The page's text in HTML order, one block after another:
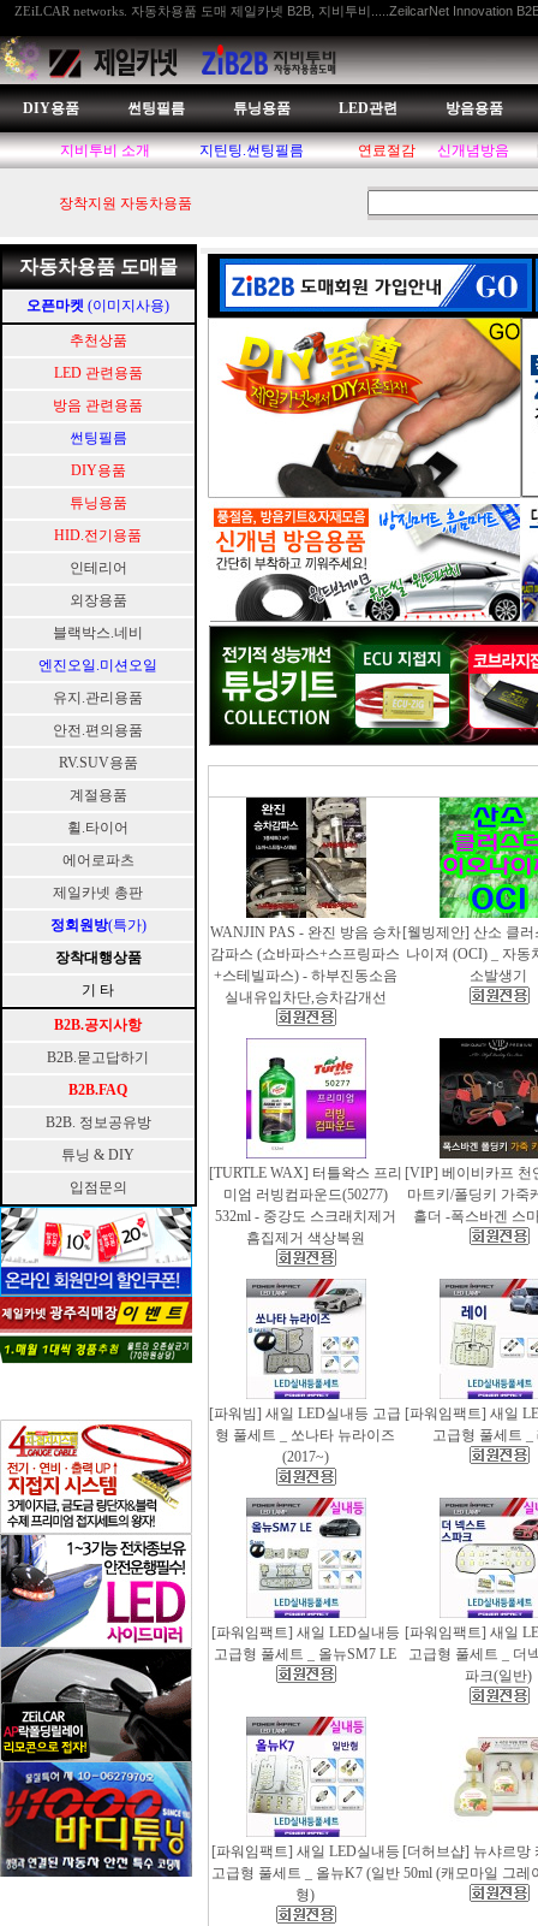
ZEiLCAR networks. 자동차용품 도매 제일카넷 B2B, 지비투비.....ZeilcarNet Innovation
DIY용품 썬팅필름 튜닝용품 LED관련 방음용품
지비투비 소개 지틴팅.썬팅필름 연료절감 신개념방음
장착지원 자동차용품
자동차용품 도매몰
오픈마켓 (이미지사용)
추천상품
LED 관련용품
방음 관련용품
썬팅필름
DIY용품
튜닝용품
HID.전기용품
인테리어
외장용품
블랙박스.네비
엔진오일.미션오일
유지.관리용품
안전.편의용품
RV.SUV용품
계절용품
휠.타이어
에어로파츠
제일카넷 총판
정회원방(특가)
장착대행상품
기 타
B2B.공지사항
B2B.묻고답하기
B2B.FAQ
B2B. 정보공유방
튜닝 & DIY
입점문의
WANJIN PAS - 완진 방음 승차
감파스 (쇼바파스+스프링파스
+스테빌파스) - 하부진동소음
실내유입차단,승차감개선
[웰빙제안] 산소 클
나이져 (OCI) _ 자동
소발생기
[TURTLE WAX] 터틀왁스 프리
미엄 러빙컴파운드(50277)
532ml - 중강도 스크래치제거
흠집제거 색상복원
[VIP] 베이비카프 천
마트키/폴딩키 가죽
홀더 -폭스바겐 스
[파워빔] 새일 LED실내등 고급
형 풀세트 _ 쏘나타 뉴라이즈
(2017~)
[파워임팩트] 새일
고급형 풀세트 _
[파워임팩트] 새일 LED실내등
고급형 풀세트 _ 올뉴SM7 LE
[파워임팩트] 새일
고급형 풀세트 _ 더
파크(일반)
[파워임팩트] 새일 LED실내등
고급형 풀세트 _ 올뉴K7 (일반
형)
[더허브샵] 뉴샤르망
50ml (캐모마일 그레